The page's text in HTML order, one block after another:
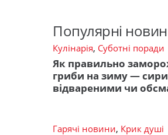
Популярні
Кулінарія, Суботні поради
Як правильно
гриби на зиму —
відвареними чи
Гарячі новини, Крик душі